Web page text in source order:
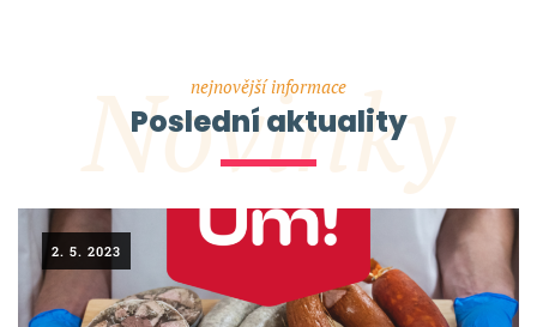
Novinky
nejnovější informace
Poslední aktuality
2. 5. 2023